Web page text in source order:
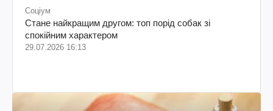
Соціум
Стане найкращим другом: топ порід собак зі
спокійним характером
29.07.2026 16:13